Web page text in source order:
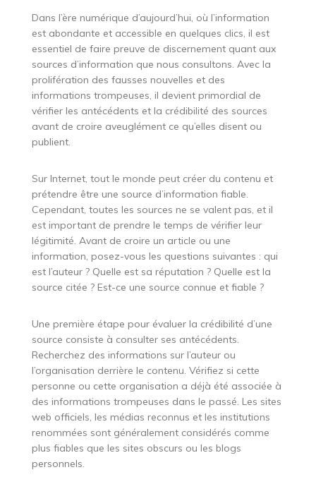
Dans l’ère numérique d’aujourd’hui, où l’information
est abondante et accessible en quelques clics, il est
essentiel de faire preuve de discernement quant aux
sources d’information que nous consultons. Avec la
prolifération des fausses nouvelles et des
informations trompeuses, il devient primordial de
vérifier les antécédents et la crédibilité des sources
avant de croire aveuglément ce qu’elles disent ou
publient.
Sur Internet, tout le monde peut créer du contenu et
prétendre être une source d’information fiable.
Cependant, toutes les sources ne se valent pas, et il
est important de prendre le temps de vérifier leur
légitimité. Avant de croire un article ou une
information, posez-vous les questions suivantes : qui
est l’auteur ? Quelle est sa réputation ? Quelle est la
source citée ? Est-ce une source connue et fiable ?
Une première étape pour évaluer la crédibilité d’une
source consiste à consulter ses antécédents.
Recherchez des informations sur l’auteur ou
l’organisation derrière le contenu. Vérifiez si cette
personne ou cette organisation a déjà été associée à
des informations trompeuses dans le passé. Les sites
web officiels, les médias reconnus et les institutions
renommées sont généralement considérés comme
plus fiables que les sites obscurs ou les blogs
personnels.